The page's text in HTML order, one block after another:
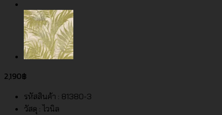
2,190฿
รหัสสินค้า : 81380-3
วัสดุ : ไวนิล